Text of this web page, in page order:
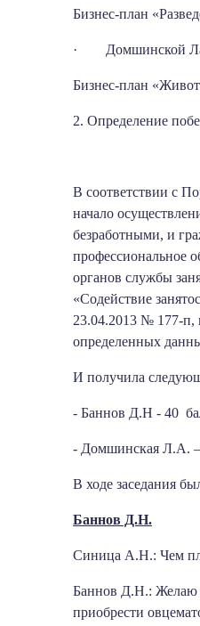
Бизнес-план
· Домшинской
Бизнес-план
2. Определение
В соответствии с
начало
безработными, и
профессиональное
органов службы
«Содействие
23.04.2013 № 177-п,
определенных
И получила
- Баннов Д.Н - 40
- Домшинская Л.А.
В ходе заседания
Баннов Д.Н.
Синица А.Н.: Чем
Баннов Д.Н.: Желаю
приобрести